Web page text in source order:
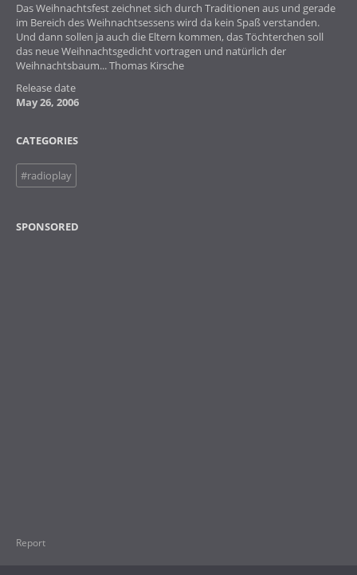
Das Weihnachtsfest zeichnet sich durch Traditionen aus und gerade
im Bereich des Weihnachtsessens wird da kein Spaß verstanden.
Und dann sollen ja auch die Eltern kommen, das Töchterchen soll
das neue Weihnachtsgedicht vortragen und natürlich der
Weihnachtsbaum... Thomas Kirsche
Release date
May 26, 2006
CATEGORIES
#radioplay
SPONSORED
Report